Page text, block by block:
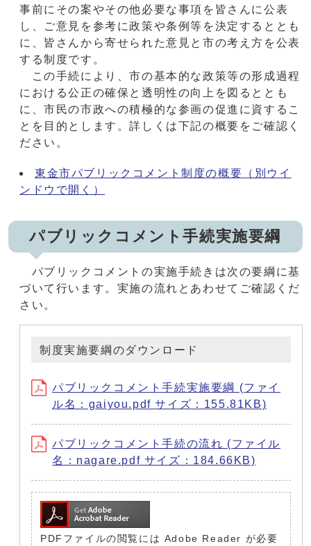
事前にその案やその他必要な事項を皆さんに公表
し、ご意見を参考に政策や条例等を決定するととも
に、皆さんから寄せられた意見と市の考え方を公表
する制度です。
この手続により、市の基本的な政策等の形成過程
における公正の確保と透明性の向上を図るととも
に、市民の市政への積極的な参画の促進に資するこ
とを目的とします。詳しくは下記の概要をご確認く
ださい。
東金市パブリックコメント制度の概要 （別ウイ
ンドウで開く）
パブリックコメント手続実施要綱
パブリックコメントの実施手続きは次の要綱に基
づいて行います。実施の流れとあわせてご確認くだ
さい。
制度実施要綱のダウンロード
パブリックコメント手続実施要綱 (ファイ
ル名：gaiyou.pdf サイズ：155.81KB)
パブリックコメント手続の流れ (ファイル
名：nagare.pdf サイズ：184.66KB)
PDFファイルの閲覧には Adobe Reader が必要